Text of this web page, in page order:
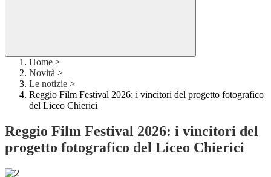
Home >
Novità >
Le notizie >
Reggio Film Festival 2026: i vincitori del progetto fotografico
del Liceo Chierici
Reggio Film Festival 2026: i vincitori del
progetto fotografico del Liceo Chierici